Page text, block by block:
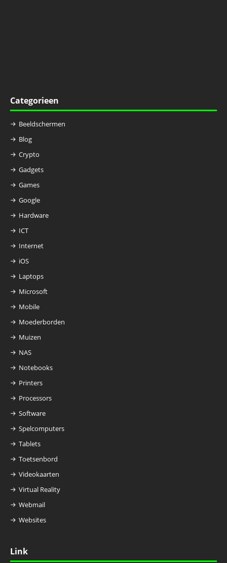
Categorieen
Beeldschermen
Blog
Crypto
Gadgets
Games
Google
Hardware
ICT
Internet
iOS
Laptops
Microsoft
Mobile
Moederborden
Muizen
NAS
Notebooks
Printers
Processors
Software
Spelcomputers
Tablets
Toetsenbord
Videokaarten
Virtual Reality
Webmail
Websites
Link